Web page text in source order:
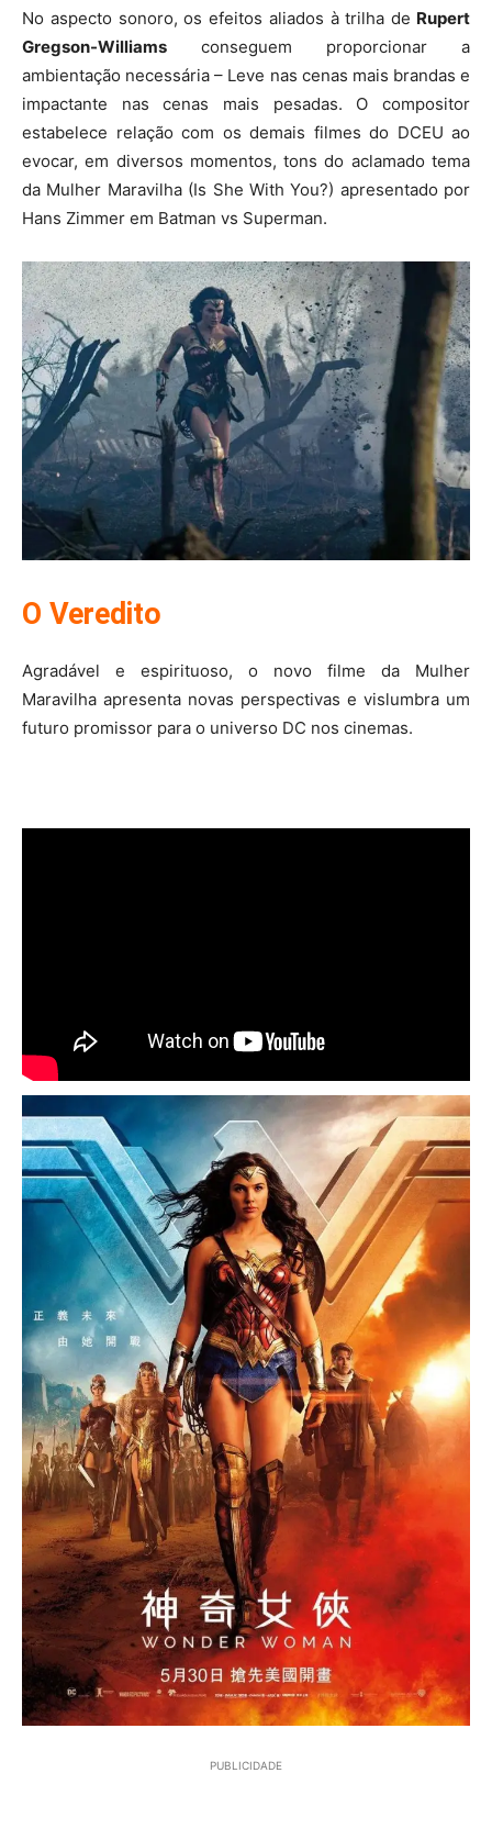
No aspecto sonoro, os efeitos aliados à trilha de Rupert
Gregson-Williams conseguem proporcionar a
ambientação necessária – Leve nas cenas mais brandas e
impactante nas cenas mais pesadas. O compositor
estabelece relação com os demais filmes do DCEU ao
evocar, em diversos momentos, tons do aclamado tema
da Mulher Maravilha (Is She With You?) apresentado por
Hans Zimmer em Batman vs Superman.
O Veredito
Agradável e espirituoso, o novo filme da Mulher
Maravilha apresenta novas perspectivas e vislumbra um
futuro promissor para o universo DC nos cinemas.
PUBLICIDADE